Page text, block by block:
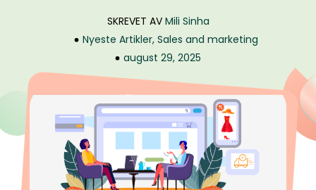
SKREVET AVMili Sinha
Nyeste Artikler, Sales and marketing
august 29, 2025